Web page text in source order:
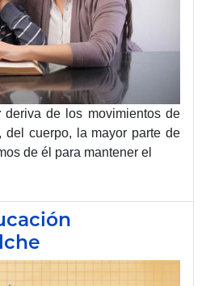
deriva de los movimientos de
del cuerpo, la mayor parte de
de él para mantener el